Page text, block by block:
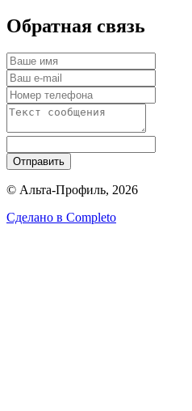
Обратная связь
Отправить
© Альта-Профиль, 2026
Сделано в Completo